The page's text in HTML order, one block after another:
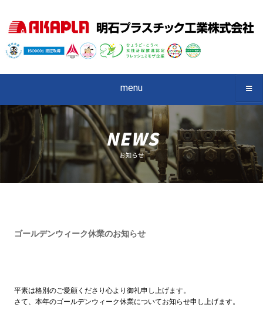
menu
ゴールデンウィーク休業のお知らせ
平素は格別のご愛顧くださり心より御礼申し上げます。
さて、本年のゴールデンウィーク休業についてお知らせ申し上げます。